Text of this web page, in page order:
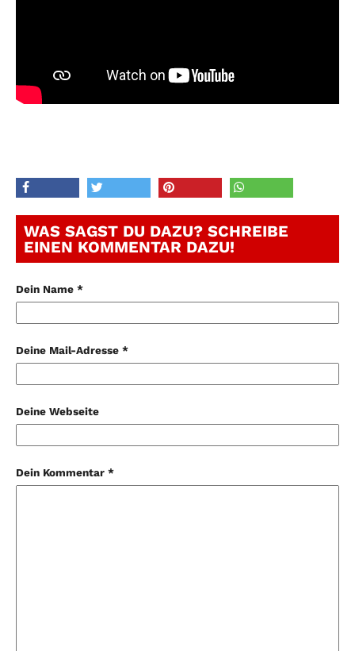
WAS SAGST DU DAZU? SCHREIBE
EINEN KOMMENTAR DAZU!
Dein Name *
Deine Mail-Adresse *
Deine Webseite
Dein Kommentar *